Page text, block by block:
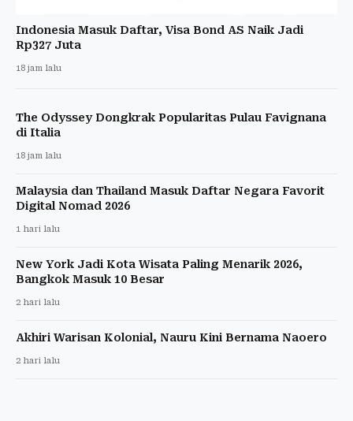
Indonesia Masuk Daftar, Visa Bond AS Naik Jadi
Rp327 Juta
18 jam lalu
The Odyssey Dongkrak Popularitas Pulau Favignana
di Italia
18 jam lalu
Malaysia dan Thailand Masuk Daftar Negara Favorit
Digital Nomad 2026
1 hari lalu
New York Jadi Kota Wisata Paling Menarik 2026,
Bangkok Masuk 10 Besar
2 hari lalu
Akhiri Warisan Kolonial, Nauru Kini Bernama Naoero
2 hari lalu